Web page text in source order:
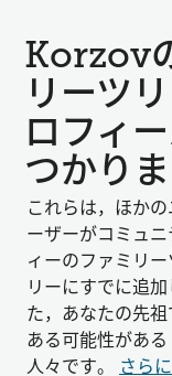
Korzov
リーツ
ロフィ
つかり
これらは，ほかの
ーザーがコミュニ
ィーのファミリー
リーにすでに追加
た，あなたの先祖
ある可能性がある
人々です。 さら